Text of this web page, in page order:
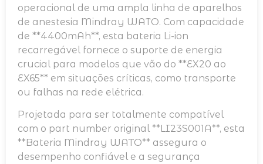
operacional de uma ampla linha de aparelhos
de anestesia Mindray WATO. Com capacidade
de **4400mAh**, esta bateria Li-ion
recarregável fornece o suporte de energia
crucial para modelos que vão do **EX20 ao
EX65** em situações críticas, como transporte
ou falhas na rede elétrica.
Projetada para ser totalmente compatível
com o part number original **LI23S001A**, esta
**Bateria Mindray WATO** assegura o
desempenho confiável e a segurança